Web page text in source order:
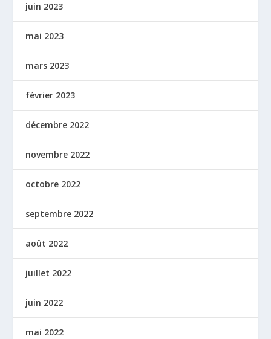
juin 2023
mai 2023
mars 2023
février 2023
décembre 2022
novembre 2022
octobre 2022
septembre 2022
août 2022
juillet 2022
juin 2022
mai 2022